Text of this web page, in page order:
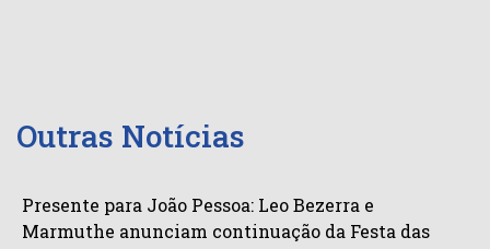
Outras Notícias
Presente para João Pessoa: Leo Bezerra e
Marmuthe anunciam continuação da Festa das